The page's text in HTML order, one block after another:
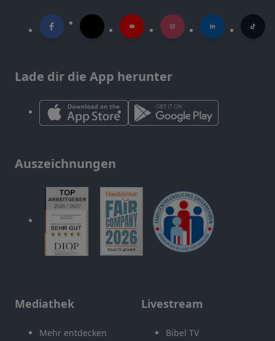
Lade dir die App herunter
Auszeichnungen
Mediathek
Mehr entdecken
Livestream
Bibel TV